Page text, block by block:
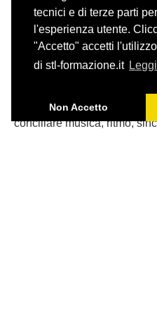
tecnici e di terze parti
l'esperienza utente.
"Accetto" accetti
di stl-formazione.it
Non Accetto
Adattare una
Tradurre una canzone per il
conciliare musica, ritmo,